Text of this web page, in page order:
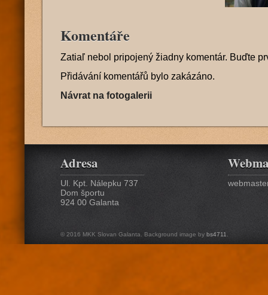
Komentáře
Zatiaľ nebol pripojený žiadny komentár. Buďte
Přidávání komentářů bylo zakázáno.
Návrat na fotogalerii
Adresa
Ul. Kpt. Nálepku 737
Dom športu
924 00 Galanta
© 2016 MKK Slovan Galanta. Background image by bs4711